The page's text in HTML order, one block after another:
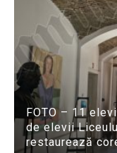
FOTO – 11
de elevii
restaurează